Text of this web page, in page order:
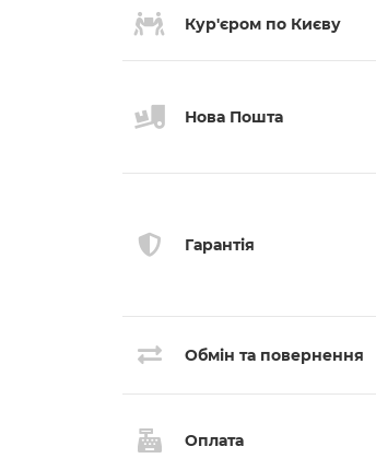
Кур'єром по Києву
Нова Пошта
Гарантія
Обмін та повернення
Оплата